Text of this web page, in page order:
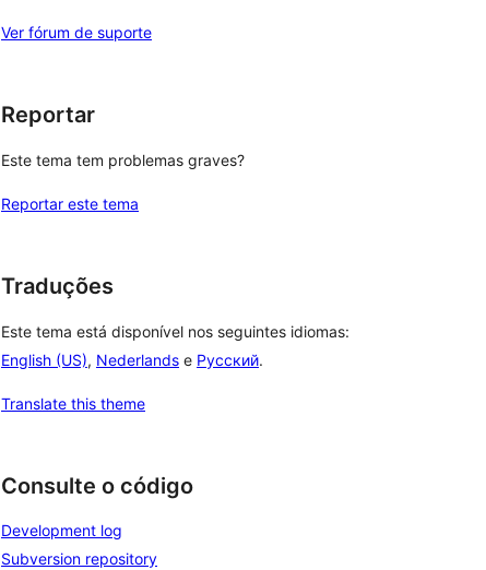
Ver fórum de suporte
Reportar
Este tema tem problemas graves?
Reportar este tema
Traduções
Este tema está disponível nos seguintes idiomas:
English (US), Nederlands e Русский.
Translate this theme
Consulte o código
Development log
Subversion repository